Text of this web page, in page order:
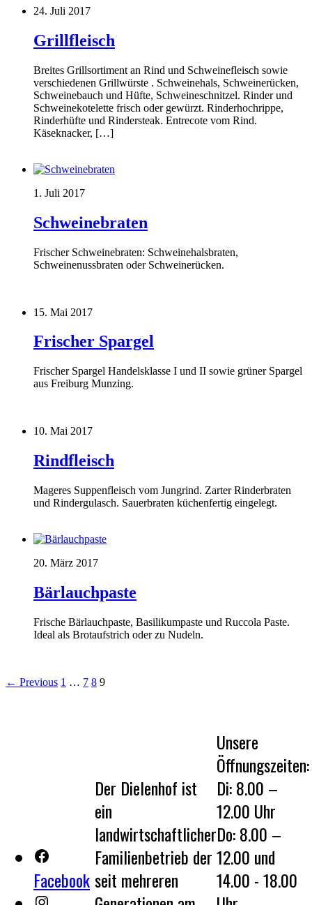
24. Juli 2017
Grillfleisch
Breites Grillsortiment an Rind und Schweinefleisch sowie
verschiedenen Grillwürste . Schweinehals, Schweinerücken,
Schweinebauch und Hüfte, Schweineschnitzel. Rinder und
Schweinekotelette frisch oder gewürzt. Rinderhochrippe,
Rinderhüfte und Rindersteak. Entrecote vom Rind.
Käseknacker, […]
1. Juli 2017
Schweinebraten
Frischer Schweinebraten: Schweinehalsbraten,
Schweinenussbraten oder Schweinerücken.
15. Mai 2017
Frischer Spargel
Frischer Spargel Handelsklasse I und II sowie grüner Spargel
aus Freiburg Munzing.
10. Mai 2017
Rindfleisch
Mageres Suppenfleisch vom Jungrind. Zarter Rinderbraten
und Rindergulasch. Sauerbraten küchenfertig eingelegt.
20. März 2017
Bärlauchpaste
Frische Bärlauchpaste, Basilikumpaste und Ruccola Paste.
Ideal als Brotaufstrich oder zu Nudeln.
← Previous 1 … 7 8 9
Facebook
Der Dielenhof ist
ein
landwirtschaftlicher
Familienbetrieb der
seit mehreren
Unsere
Öffnungszeiten:
Di: 8.00 –
12.00 Uhr
Do: 8.00 –
12.00 und
14.00 - 18.00